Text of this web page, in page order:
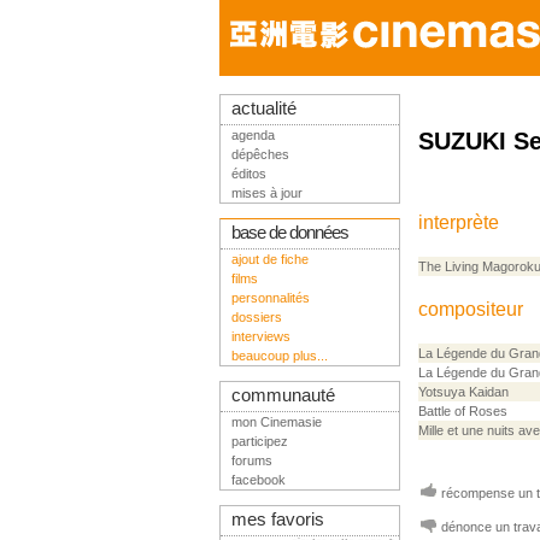
SUZUKI
interprète
The Living Magoroku
compositeur
La Légende du
La Légende du
Yotsuya Kaidan
Battle of Roses
Mille et une nuits
récompense un
dénonce un
actualité
agenda
dépêches
éditos
mises à jour
base de données
ajout de fiche
films
personnalités
dossiers
interviews
beaucoup plus...
communauté
mon Cinemasie
participez
forums
facebook
mes favoris